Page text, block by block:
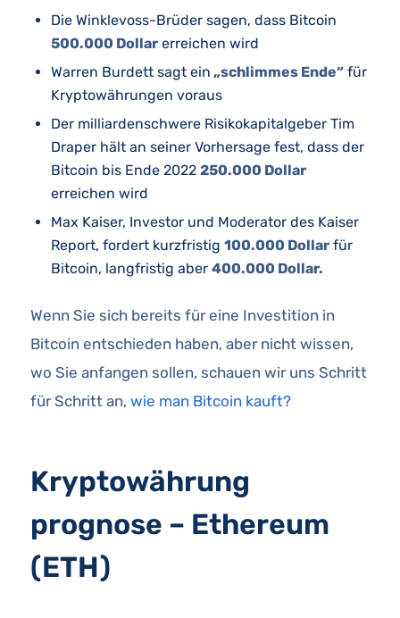
Die Winklevoss-Brüder sagen, dass Bitcoin
500.000 Dollarerreichen wird
Warren Burdett sagt ein „schlimmes Ende“für
Kryptowährungen voraus
Der milliardenschwere Risikokapitalgeber Tim
Draper hält an seiner Vorhersage fest, dass der
Bitcoin bis Ende 2022 250.000 Dollar
erreichen wird
Max Kaiser, Investor und Moderator des Kaiser
Report, fordert kurzfristig 100.000 Dollarfür
Bitcoin, langfristig aber 400.000 Dollar.
Wenn Sie sich bereits für eine Investition in
Bitcoin entschieden haben, aber nicht wissen,
wo Sie anfangen sollen, schauen wir uns Schritt
für Schritt an, wie man Bitcoin kauft?
Kryptowährung
prognose – Ethereum
(ETH)